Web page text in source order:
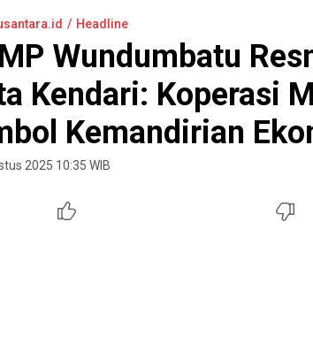
Headline
Wundumbatu
Kendari: Koperasi
Kemandirian
2025 10:35 WIB